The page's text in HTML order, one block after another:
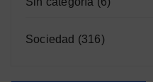
Sociedad (316)